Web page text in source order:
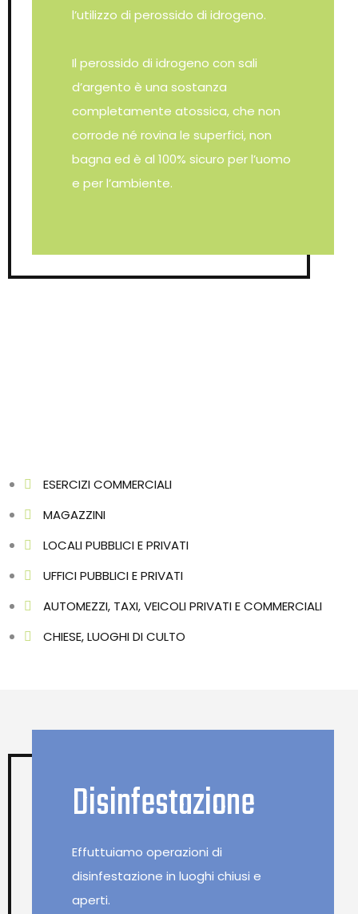
l’utilizzo di perossido di idrogeno.
Il perossido di idrogeno con sali
d’argento è una sostanza
completamente atossica, che non
corrode né rovina le superfici, non
bagna ed è al 100% sicuro per l’uomo
e per l’ambiente.
ESERCIZI COMMERCIALI
MAGAZZINI
LOCALI PUBBLICI E PRIVATI
UFFICI PUBBLICI E PRIVATI
AUTOMEZZI, TAXI, VEICOLI PRIVATI E COMMERCIALI
CHIESE, LUOGHI DI CULTO
Disinfestazione
Effuttuiamo operazioni di
disinfestazione in luoghi chiusi e
aperti.